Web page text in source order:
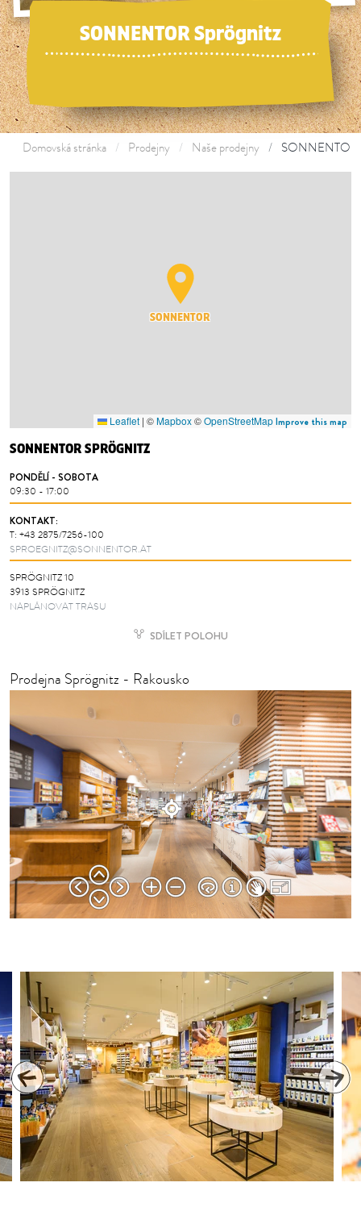
SONNENTOR Sprögnitz
Domovská stránka Prodejny Naše prodejny SONNENTOR
SONNENTOR SPRÖGNITZ
PONDĚLÍ - SOBOTA
09:30 - 17:00
KONTAKT:
T: +43 2875/7256-100
SPROEGNITZ@SONNENTOR.AT
SPRÖGNITZ 10
3913 SPRÖGNITZ
NAPLÁNOVAT TRASU
SDÍLET POLOHU
SONNENTOR
Leaflet | ©Mapbox©OpenStreetMapImprove this map
Prodejna Sprögnitz - Rakousko